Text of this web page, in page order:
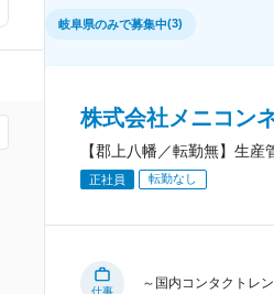
岐阜県のみで募集中(3)
株式会社メニコン
【郡上八幡／転勤無】生
正社員 転勤なし
仕事
～国内コンタクトレ